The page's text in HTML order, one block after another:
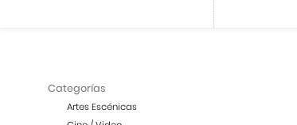
Categorías
Artes Escénicas